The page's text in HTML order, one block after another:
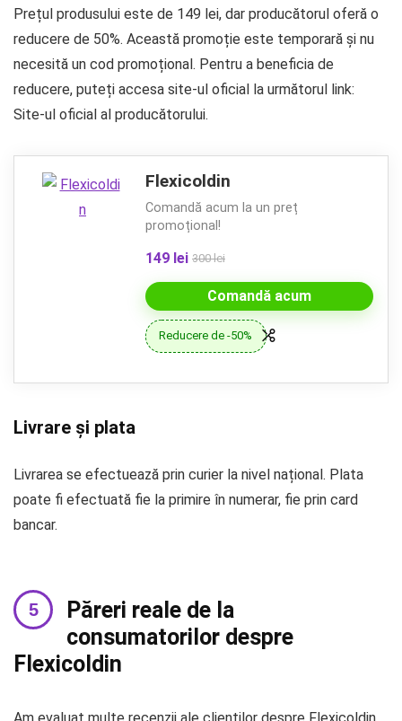
Prețul produsului este de 149 lei, dar producătorul oferă o
reducere de 50%. Această promoție este temporară și nu
necesită un cod promoțional. Pentru a beneficia de
reducere, puteți accesa site-ul oficial la următorul link:
Site-ul oficial al producătorului.
Flexicoldin
Comandă acum la un preț
promoțional!
149 lei 300 lei
Comandă acum
Reducere de -50%
Livrare și plata
Livrarea se efectuează prin curier la nivel național. Plata
poate fi efectuată fie la primire în numerar, fie prin card
bancar.
Păreri reale de la
consumatorilor despre
Flexicoldin
Am evaluat multe recenzii ale clienților despre Flexicoldin